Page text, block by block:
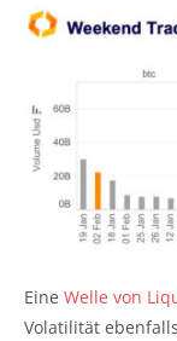
Eine Welle von
Volatilität